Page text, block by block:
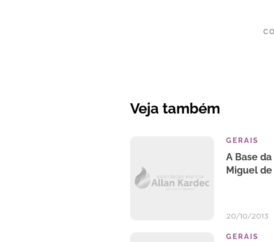
Veja também
GERAIS
A Base
Miguel de
20/10/2013
GERAIS